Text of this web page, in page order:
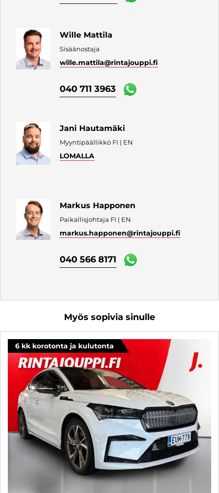
Wille Mattila
Sisäänostaja
wille.mattila@rintajouppi.fi
040 711 3963
Jani Hautamäki
Myyntipäällikkö FI | EN
LOMALLA
Markus Happonen
Paikallisjohtaja FI | EN
markus.happonen@rintajouppi.fi
040 566 8171
Myös sopivia sinulle
6 kk korotonta ja kulutonta